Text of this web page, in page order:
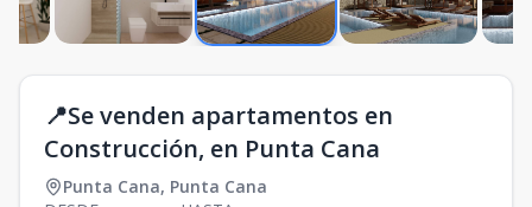
📍Se venden apartamentos en
Construcción, en Punta Cana
Punta Cana, Punta Cana